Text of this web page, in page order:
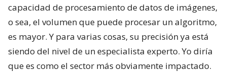
capacidad de procesamiento de datos de imágenes,
o sea, el volumen que puede procesar un algoritmo,
es mayor. Y para varias cosas, su precisión ya está
siendo del nivel de un especialista experto. Yo diría
que es como el sector más obviamente impactado.